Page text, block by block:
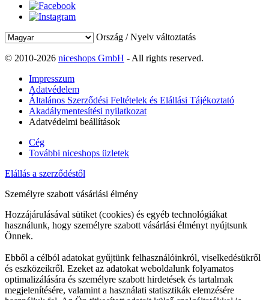
Ország / Nyelv változtatás
© 2010-2026 niceshops GmbH - All rights reserved.
Impresszum
Adatvédelem
Általános Szerződési Feltételek és Elállási Tájékoztató
Akadálymentesítési nyilatkozat
Adatvédelmi beállítások
Cég
További niceshops üzletek
Elállás a szerződéstől
Személyre szabott vásárlási élmény
Hozzájárulásával sütiket (cookies) és egyéb technológiákat
használunk, hogy személyre szabott vásárlási élményt nyújtsunk
Önnek.
Ebből a célból adatokat gyűjtünk felhasználóinkról, viselkedésükről
és eszközeikről. Ezeket az adatokat weboldalunk folyamatos
optimalizálására és személyre szabott hirdetések és tartalmak
megjelenítésére, valamint a használati statisztikák elemzésére